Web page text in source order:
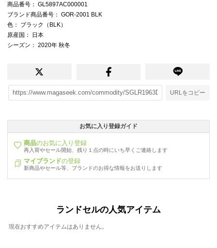
商品番号 ： GL5897AC000001
ブランド商品番号 ： GOR-2001 BLK
色 ： ブラック（BLK）
原産国 ： 日本
シーズン ： 2020年 秋冬
URLをコピー
お気に入り登録ガイド
商品のお気に入り登録
再入荷やセール開始、残り１点の時にいち早くご連絡します
マイブランドの登録
新商品やセール等、ブランドのお得な情報をお送りします
ランドセルの人気アイテム
現在おすすめアイテムはありません。